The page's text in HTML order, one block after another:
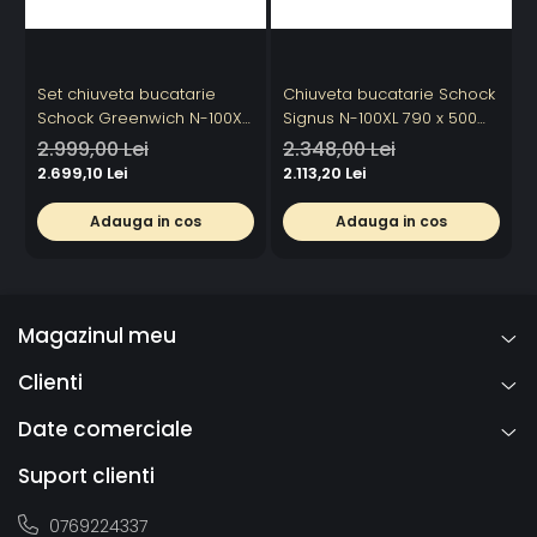
Set chiuveta bucatarie
Schock Greenwich N-100XL
750 x 456 mm Cristadur
Puro, negru intens cu parti
Schock Kavus cu cap
extractibil Puro
2.999,00 Lei
2.699,10 Lei
Adauga in cos
Chiuveta bucatarie Schock
Signus N-100XL 790 x 500
mm Cristadur Puro, negru
intens cu parti vizibile Puro
2.348,00 Lei
2.113,20 Lei
Adauga in cos
Magazinul meu
Clienti
Date comerciale
Suport clienti
0769224337